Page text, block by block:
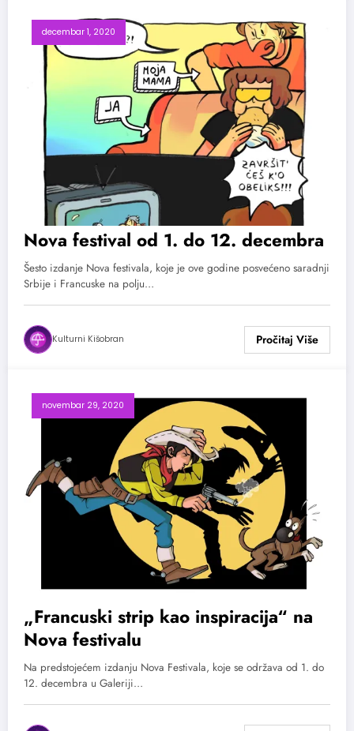
decembar 1, 2020
Nova festival od 1. do 12. decembra
Šesto izdanje Nova festivala, koje je ove godine posvećeno saradnji
Srbije i Francuske na polju…
Kulturni Kišobran
novembar 29, 2020
„Francuski strip kao inspiracija“ na
Nova festivalu
Na predstojećem izdanju Nova Festivala, koje se održava od 1. do
12. decembra u Galeriji…